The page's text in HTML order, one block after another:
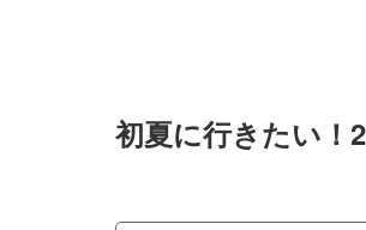
初夏に行きたい！